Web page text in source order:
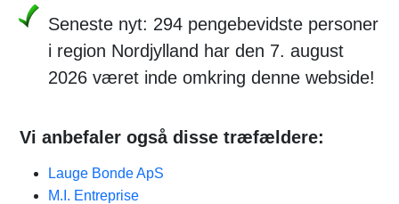
Seneste nyt: 294 pengebevidste personer
i region Nordjylland har den 7. august
2026 været inde omkring denne webside!
Vi anbefaler også disse træfældere:
Lauge Bonde ApS
M.I. Entreprise